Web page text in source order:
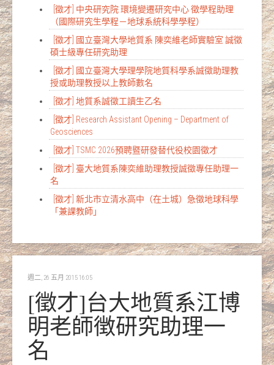
[徵才] 中央研究院 環境變遷研究中心 徵學程助理
（國際研究生學程－地球系統科學學程）
[徵才] 國立臺灣大學地質系 陳奕維老師實驗室 誠徵
碩士級專任研究助理
[徵才] 國立臺灣大學理學院地質科學系誠徵助理教
授或助理教授以上教師數名
[徵才] 地質系誠徵工讀生乙名
[徵才] Research Assistant Opening – Department of
Geosciences
[徵才] TSMC 2026預聘暨研發替代役校園徵才
[徵才] 臺大地質系陳奕維助理教授誠徵專任助理一
名
[徵才] 新北市立清水高中（在土城）急徵地球科學
「兼課教師」
週二, 26 五月 2015 16:05
[徵才]台大地質系江博
明老師徴研究助理一
名